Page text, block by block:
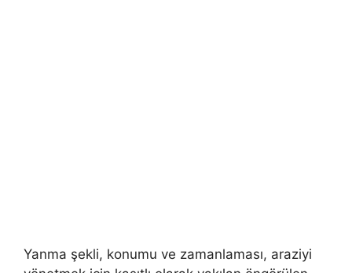
Yanma şekli, konumu ve zamanlaması, araziyi